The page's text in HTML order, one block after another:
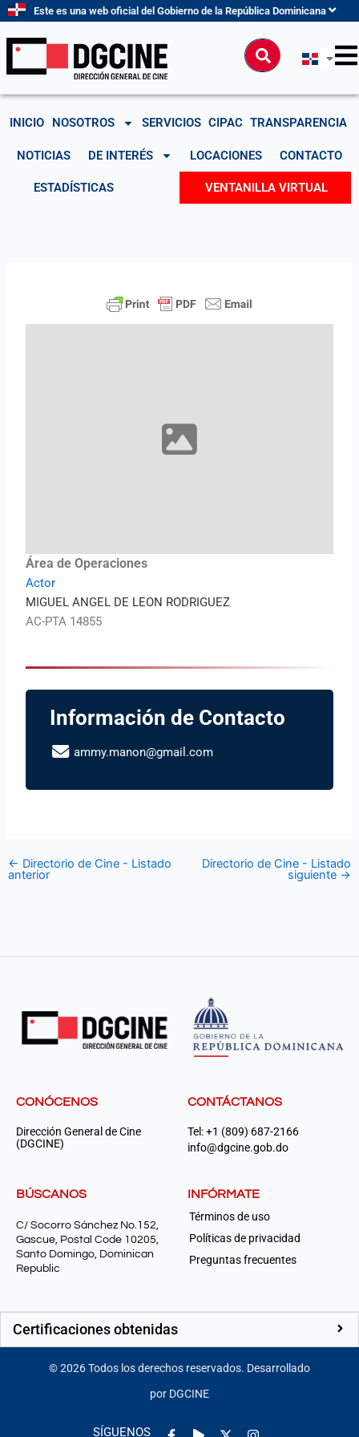
contenido
Este es una web oficial del Gobierno de la República Dominicana
Buscar
INICIO NOSOTROS SERVICIOS CIPAC TRANSPARENCIA
NOTICIAS DE INTERÉS LOCACIONES CONTACTO
ESTADÍSTICAS VENTANILLA VIRTUAL
Área de Operaciones
Actor
MIGUEL ANGEL DE LEON RODRIGUEZ
AC-PTA 14855
Información de Contacto
ammy.manon@gmail.com
← Directorio de Cine - Listado
anterior
Directorio de Cine - Listado
siguiente →
CONÓCENOS
Dirección General de Cine
(DGCINE)
CONTÁCTANOS
Tel: +1 (809) 687-2166
info@dgcine.gob.do
BÚSCANOS
C/ Socorro Sánchez No.152,
Gascue, Postal Code 10205,
Santo Domingo, Dominican
Republic
INFÓRMATE
Términos de uso
Políticas de privacidad
Preguntas frecuentes
Certificaciones obtenidas
©2026Todos los derechos reservados. Desarrollado
por DGCINE
SÍGUENOS
Facebook-
Play Instagram